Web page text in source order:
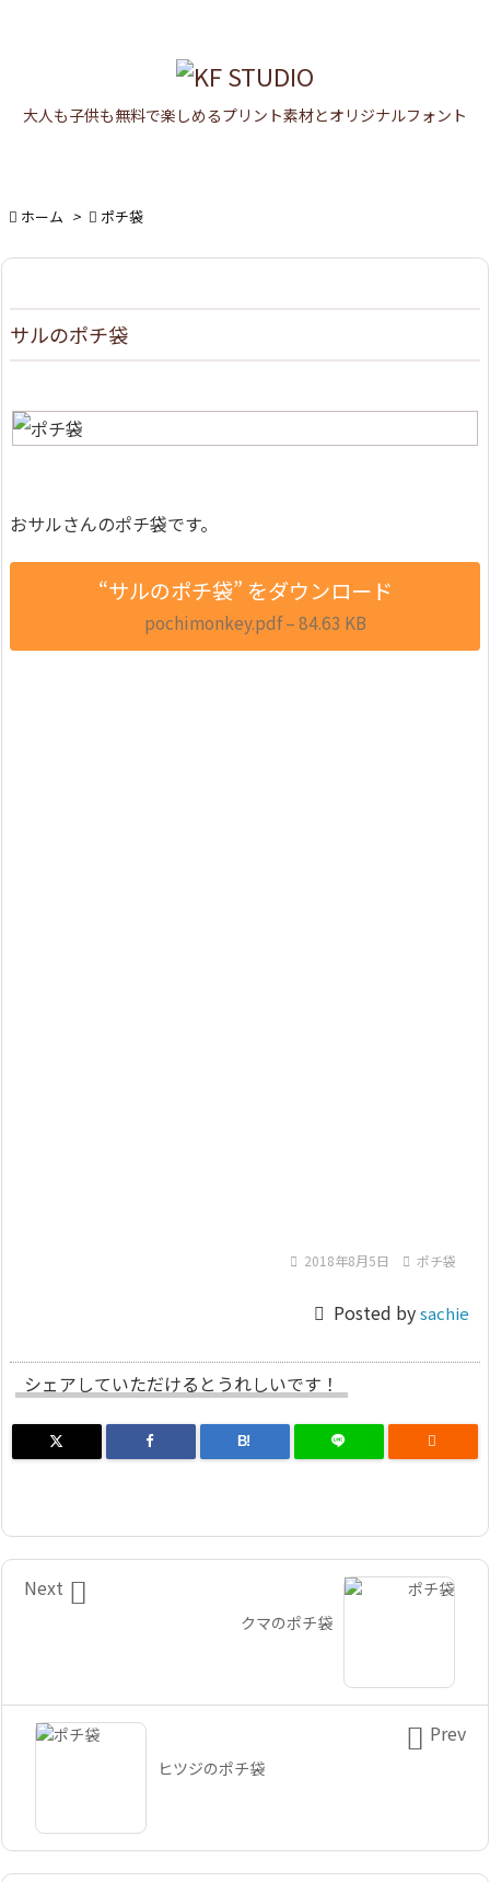
大人も子供も無料で楽しめるプリント素材とオリジナルフォントサイド
検索
 ホーム >  ポチ袋
サルのポチ袋
おサルさんのポチ袋です。
“サルのポチ袋” をダウンロード
pochimonkey.pdf – 84.63 KB
 2018年8月5日  ポチ袋
 Posted bysachie
シェアしていただけるとうれしいです！
B! 
クマのポチ袋

Next
ヒツジのポチ袋
 Prev